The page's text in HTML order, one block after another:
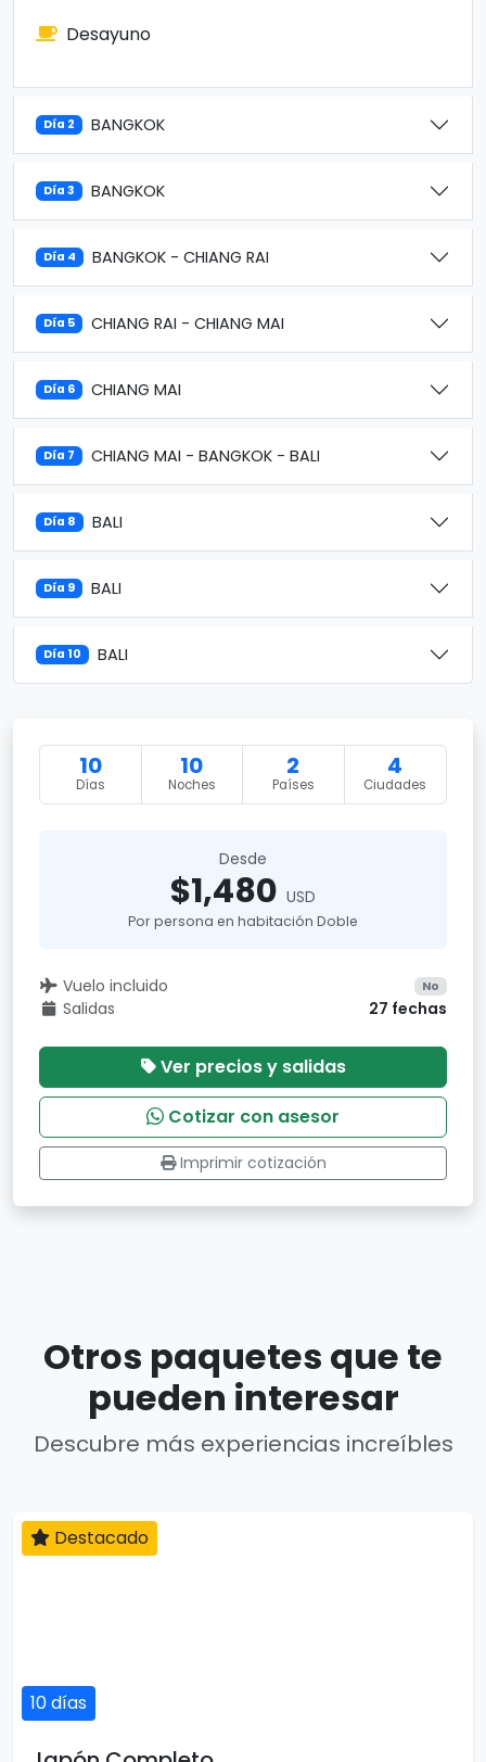
Desayuno
Día 2 BANGKOK
Día 3 BANGKOK
Día 4 BANGKOK - CHIANG RAI
Día 5 CHIANG RAI - CHIANG MAI
Día 6 CHIANG MAI
Día 7 CHIANG MAI - BANGKOK - BALI
Día 8 BALI
Día 9 BALI
Día 10 BALI
10
Días
10
Noches
2
Países
4
Ciudades
Desde
$1,480 USD
Por persona en habitación Doble
Vuelo incluido No
Salidas 27 fechas
Ver precios y salidas
Cotizar con asesor
Imprimir cotización
Otros paquetes que te
pueden interesar
Descubre más experiencias increíbles
10 días
Destacado